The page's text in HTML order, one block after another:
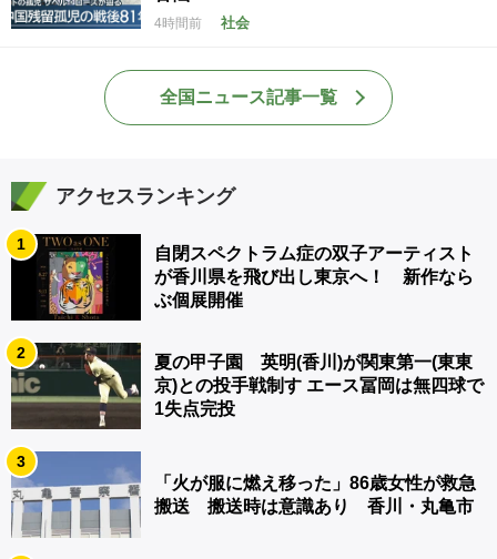
4時間前 社会
全国ニュース記事一覧
アクセスランキング
1
自閉スペクトラム症の双子アーティスト
が香川県を飛び出し東京へ！ 新作なら
ぶ個展開催
2
夏の甲子園 英明(香川)が関東第一(東東
京)との投手戦制す エース冨岡は無四球で
1失点完投
3
「火が服に燃え移った」86歳女性が救急
搬送 搬送時は意識あり 香川・丸亀市